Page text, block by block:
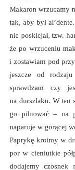
Makaron wrzucamy
tak, aby był
nie posklejał, tzw.
że po wrzuceniu
i zostawiam pod
jeszcze od
sprawdzam czy
na durszlaku. W ten
go pilnować – na
naparuje w gorącej
Paprykę kroimy w
por w cieniutkie
dodajemy czosnek